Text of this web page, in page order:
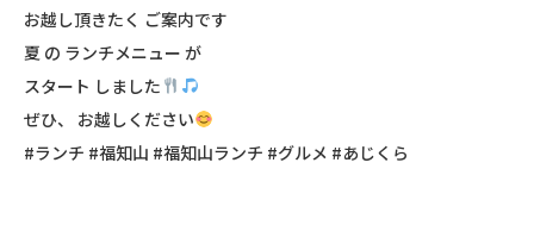
お越し頂きたく ご案内です
夏 の ランチメニュー が
スタート しました
ぜひ、 お越しください
#ランチ #福知山 #福知山ランチ #グルメ #あじくら